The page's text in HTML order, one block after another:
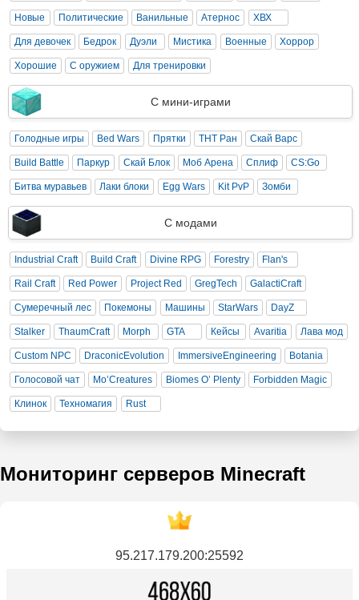
Новые Политические Ванильные Атернос ХВХ
Для девочек Бедрок Дуэли Мистика Военные Хоррор
Хорошие С оружием Для тренировки
С мини-играми
Голодные игры Bed Wars Прятки ТНТ Ран Скай Варс
Build Battle Паркур Скай Блок Моб Арена Сплиф CS:Go
Битва муравьев Лаки блоки Egg Wars Kit PvP Зомби
С модами
Industrial Craft Build Craft Divine RPG Forestry Flan's
Rail Craft Red Power Project Red GregTech GalactiCraft
Сумеречный лес Покемоны Машины StarWars DayZ
Stalker ThaumCraft Morph GTA Кейсы Avaritia Лава мод
Custom NPC DraconicEvolution ImmersiveEngineering Botania
Голосовой чат Mo’Creatures Biomes O’ Plenty Forbidden Magic
Клинок Техномагия Rust
Мониторинг серверов Minecraft
95.217.179.200:25592